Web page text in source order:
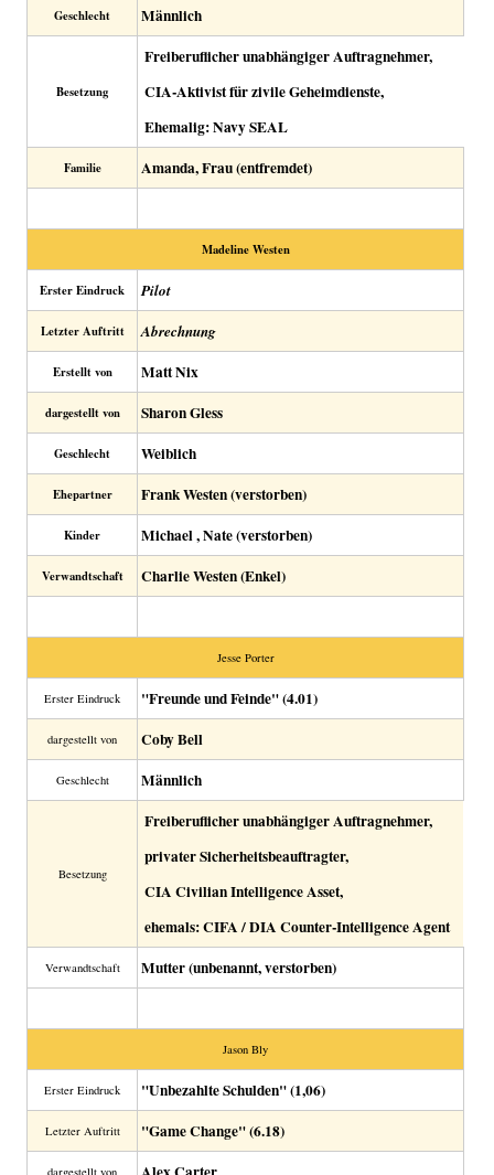
Geschlecht Männlich
Besetzung
Freiberuflicher unabhängiger Auftragnehmer,
CIA-Aktivist für zivile Geheimdienste,
Ehemalig: Navy SEAL
Familie Amanda, Frau (entfremdet)
Madeline Westen
Erster Eindruck Pilot
Letzter Auftritt Abrechnung
Erstellt von Matt Nix
dargestellt von Sharon Gless
Geschlecht Weiblich
Ehepartner Frank Westen (verstorben)
Kinder Michael , Nate (verstorben)
Verwandtschaft Charlie Westen (Enkel)
Jesse Porter
Erster Eindruck "Freunde und Feinde" (4.01)
dargestellt von Coby Bell
Geschlecht Männlich
Besetzung
Freiberuflicher unabhängiger Auftragnehmer,
privater Sicherheitsbeauftragter,
CIA Civilian Intelligence Asset,
ehemals: CIFA / DIA Counter-Intelligence Agent
Verwandtschaft Mutter (unbenannt, verstorben)
Jason Bly
Erster Eindruck "Unbezahlte Schulden" (1,06)
Letzter Auftritt "Game Change" (6.18)
dargestellt von